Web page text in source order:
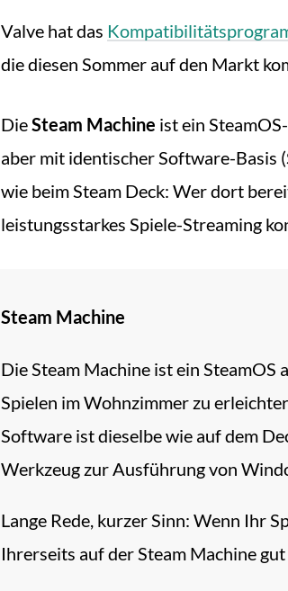
Valve hat das
die diesen Sommer auf den Markt
DieSteam Machine ist ein
aber mit identischer Software-Basis
wie beim Steam Deck: Wer dort
leistungsstarkes Spiele-Streaming
Steam Machine
Die Steam Machine ist ein
Spielen im Wohnzimmer zu
Software ist dieselbe wie auf dem
Werkzeug zur Ausführung von
Lange Rede, kurzer Sinn: Wenn Ihr
Ihrerseits auf der Steam Machine